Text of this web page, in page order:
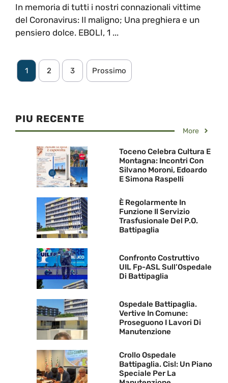
In memoria di tutti i nostri connazionali vittime
del Coronavirus: Il maligno; Una preghiera e un
pensiero dolce. EBOLI, 1 ...
1 2 3 Prossimo
PIU RECENTE
More
Toceno Celebra Cultura E
Montagna: Incontri Con
Silvano Moroni, Edoardo
E Simona Raspelli
È Regolarmente In
Funzione Il Servizio
Trasfusionale Del P.O.
Battipaglia
Confronto Costruttivo
UIL Fp-ASL Sull’Ospedale
Di Battipaglia
Ospedale Battipaglia.
Vertive In Comune:
Proseguono I Lavori Di
Manutenzione
Crollo Ospedale
Battipaglia. Cisl: Un Piano
Speciale Per La